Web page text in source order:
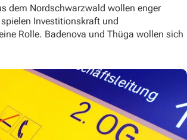
dem Nordschwarzwald wollen enger
Investitionskraft und
Rolle. Badenova und Thüga wollen sich